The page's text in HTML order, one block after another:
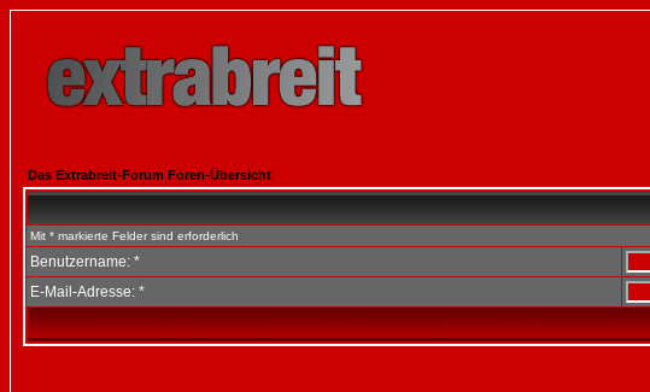
Das Extrabreit-Forum Foren-Übersicht
Mit * markierte Felder sind erforderlich
Benutzername: *
E-Mail-Adresse: *